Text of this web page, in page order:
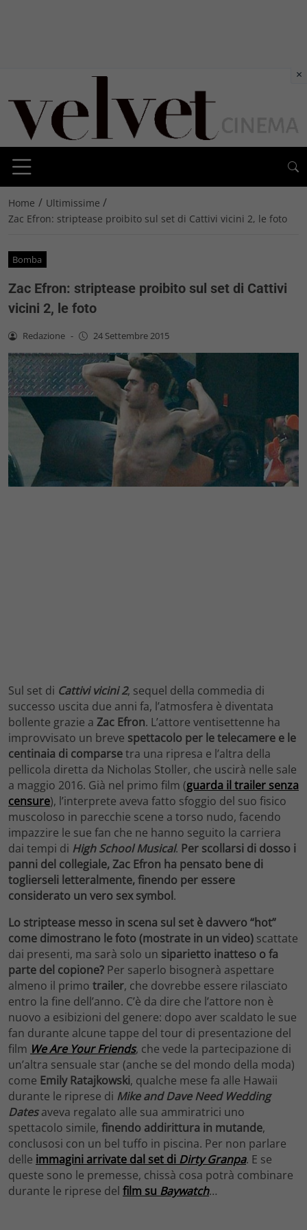
Home / Ultimissime /
Zac Efron: striptease proibito sul set di Cattivi vicini 2, le foto
Bomba
Zac Efron: striptease proibito sul set di Cattivi
vicini 2, le foto
Redazione - 24 Settembre 2015
Sul set di Cattivi vicini 2, sequel della commedia di
successo uscita due anni fa, l’atmosfera è diventata
bollente grazie a Zac Efron. L’attore ventisettenne ha
improvvisato un breve spettacolo per le telecamere e le
centinaia di comparsetra una ripresa e l’altra della
pellicola diretta da Nicholas Stoller, che uscirà nelle sale
a maggio 2016. Già nel primo film (guarda il trailer senza
censure), l’interprete aveva fatto sfoggio del suo fisico
muscoloso in parecchie scene a torso nudo, facendo
impazzire le sue fan che ne hanno seguito la carriera
dai tempi di High School Musical. Per scollarsi di dosso i
panni del collegiale, Zac Efron ha pensato bene di
toglierseli letteralmente, finendo per essere
considerato un vero sex symbol.
Lo striptease messo in scena sul set è davvero “hot”
come dimostrano le foto (mostrate in un video) scattate
dai presenti, ma sarà solo un siparietto inatteso o fa
parte del copione? Per saperlo bisognerà aspettare
almeno il primo trailer, che dovrebbe essere rilasciato
entro la fine dell’anno. C’è da dire che l’attore non è
nuovo a esibizioni del genere: dopo aver scaldato le sue
fan durante alcune tappe del tour di presentazione del
film We Are Your Friends, che vede la partecipazione di
un’altra sensuale star (anche se del mondo della moda)
come Emily Ratajkowski, qualche mese fa alle Hawaii
durante le riprese di Mike and Dave Need Wedding
Datesaveva regalato alle sua ammiratrici uno
spettacolo simile, finendo addirittura in mutande,
conclusosi con un bel tuffo in piscina. Per non parlare
delle immagini arrivate dal set di Dirty Granpa. E se
queste sono le premesse, chissà cosa potrà combinare
durante le riprese del film su Baywatch…
×